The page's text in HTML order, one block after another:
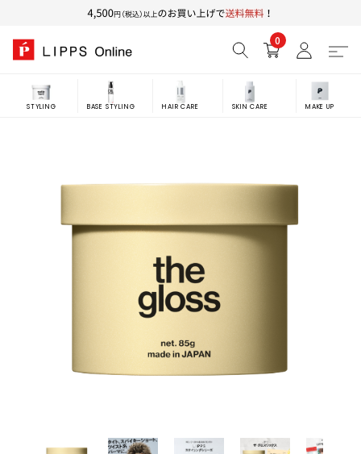
0
STYLING BASE STYLING HAIR CARE SKIN CARE MAKE UP